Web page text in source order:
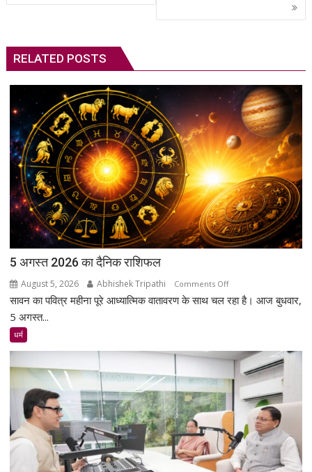
RELATED POSTS
5 अगस्त 2026 का दैनिक राशिफल
August 5, 2026 Abhishek Tripathi Comments Offon
5
दैनिक
राशिफल
सावन का पवित्र महीना पूरे आध्यात्मिक वातावरण के साथ चल रहा है। आज बुधवार,
5 अगस्त...
धर्म